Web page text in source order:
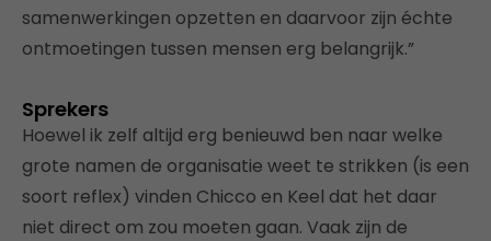
samenwerkingen opzetten en daarvoor zijn échte
ontmoetingen tussen mensen erg belangrijk.”
Sprekers
Hoewel ik zelf altijd erg benieuwd ben naar welke
grote namen de organisatie weet te strikken (is een
soort reflex) vinden Chicco en Keel dat het daar
niet direct om zou moeten gaan. Vaak zijn de